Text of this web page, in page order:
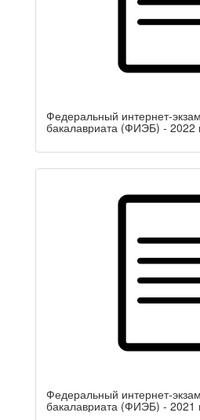
Федеральный интернет-
бакалавриата (ФИЭБ) - 2022
Федеральный интернет-
бакалавриата (ФИЭБ) - 2021